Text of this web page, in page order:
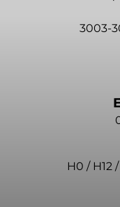
3003-
H0 / H12